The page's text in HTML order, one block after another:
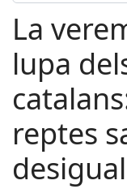
La
lupa
reptes
desigual